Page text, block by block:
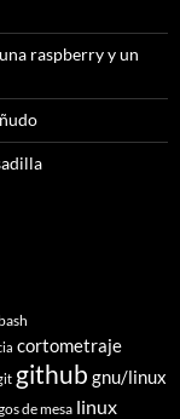
raspberry y un
cortometraje
github gnu/linux
de mesa linux